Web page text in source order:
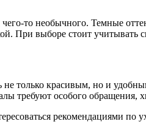
чего-то необычного. Темные
При выборе стоит учитывать
только красивым, но и
требуют особого
рекомендациями